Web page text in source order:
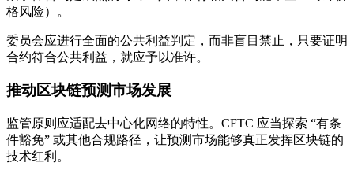
格风险）。
委员会应进行全面的公共利益判定，而非盲目禁止，只要证明
合约符合公共利益，就应予以准许。
推动区块链预测市场发展
监管原则应适配去中心化网络的特性。CFTC 应当探索 “有条
件豁免” 或其他合规路径，让预测市场能够真正发挥区块链的
技术红利。